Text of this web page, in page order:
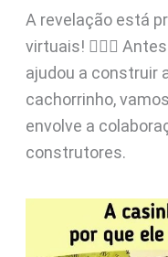
A revelação está
virtuais! 🕵️‍♂️✨
ajudou a construir
cachorrinho,
envolve a
construtores.